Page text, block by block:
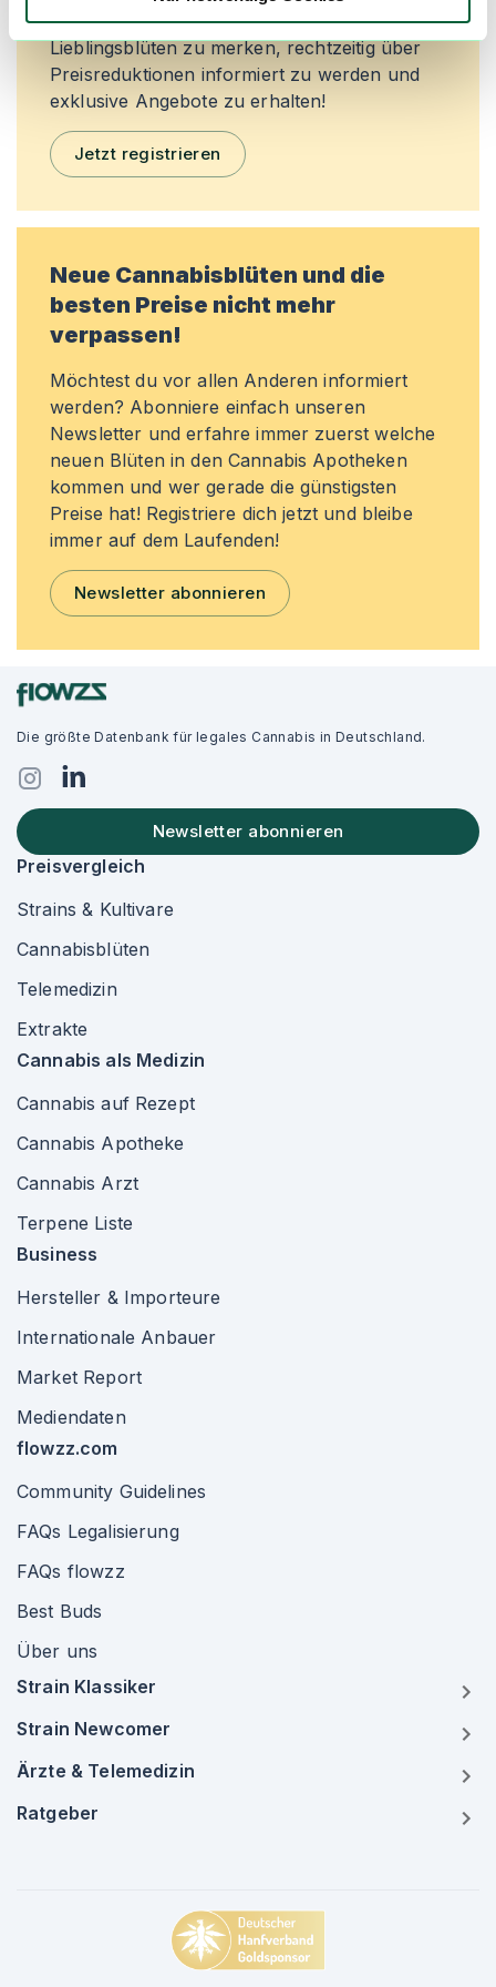
machen. Melde dich an, um dir deine
Lieblingsblüten zu merken, rechtzeitig über
Preisreduktionen informiert zu werden und
exklusive Angebote zu erhalten!
Jetzt registrieren
Neue Cannabisblüten und die
besten Preise nicht mehr
verpassen!
Möchtest du vor allen Anderen informiert
werden? Abonniere einfach unseren
Newsletter und erfahre immer zuerst welche
neuen Blüten in den Cannabis Apotheken
kommen und wer gerade die günstigsten
Preise hat! Registriere dich jetzt und bleibe
immer auf dem Laufenden!
Newsletter abonnieren
Die größte Datenbank für legales Cannabis in Deutschland.
Newsletter abonnieren
Preisvergleich
Strains & Kultivare
Cannabisblüten
Telemedizin
Extrakte
Cannabis als Medizin
Cannabis auf Rezept
Cannabis Apotheke
Cannabis Arzt
Terpene Liste
Business
Hersteller & Importeure
Internationale Anbauer
Market Report
Mediendaten
flowzz.com
Community Guidelines
FAQs Legalisierung
FAQs flowzz
Best Buds
Über uns
Strain Klassiker
Strain Newcomer
Ärzte & Telemedizin
Ratgeber